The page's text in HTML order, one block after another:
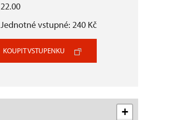
22.00
Jednotné vstupné: 240 Kč
KOUPIT VSTUPENKU
+